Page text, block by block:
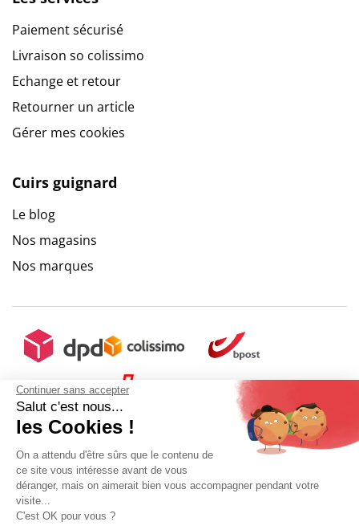
Continuer sans accepter
Salut c'est nous...
les Cookies !
On a attendu d'être sûrs que le contenu de
ce site vous intéresse avant de vous
déranger, mais on aimerait bien vous accompagner pendant votre
visite...
C'est OK pour vous ?
Paiement sécurisé
Livraison so colissimo
Echange et retour
Retourner un article
Gérer mes cookies
Cuirs guignard
Le blog
Nos magasins
Nos marques